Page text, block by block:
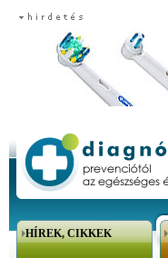
HÍREK, CIKKEK